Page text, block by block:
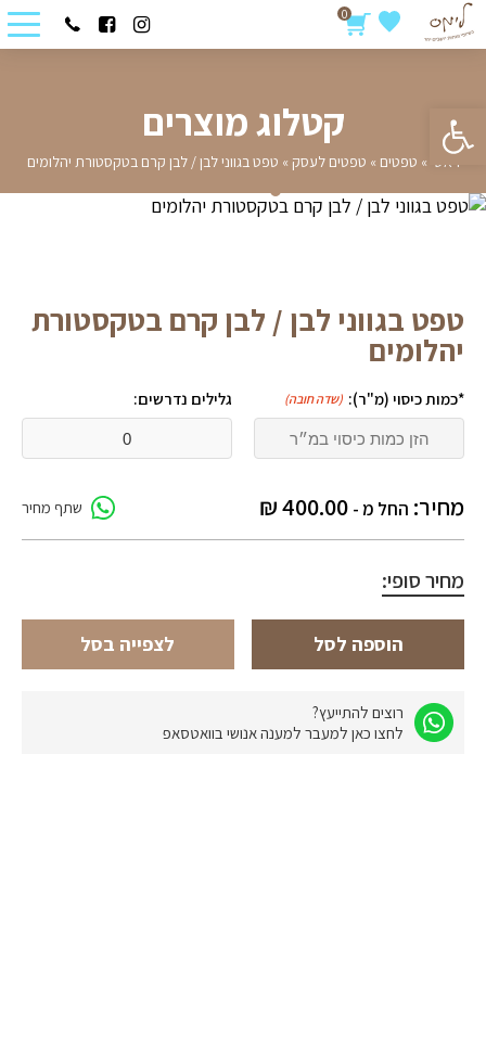
פתח סרגל נגישות
0
קטלוג מוצרים
ראשי » טפטים » טפטים לעסק » טפט בגווני לבן / לבן קרם בטקסטורת יהלומים
טפט בגווני לבן / לבן קרם בטקסטורת
יהלומים
*כמות כיסוי (מ"ר): (שדה חובה) גלילים נדרשים:
מחיר: החל מ - 400.00
₪ שתף מחיר
מחיר סופי:
הוספה לסל לצפייה בסל
רוצים להתייעץ?
לחצו כאן למעבר למענה אנושי בוואטסאפ